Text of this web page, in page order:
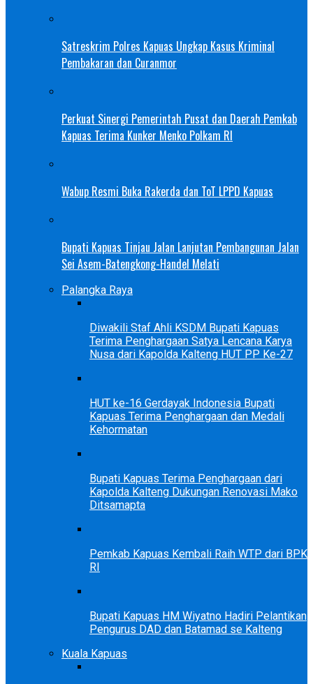
Satreskrim Polres Kapuas Ungkap Kasus Kriminal
Pembakaran dan Curanmor
Perkuat Sinergi Pemerintah Pusat dan Daerah Pemkab
Kapuas Terima Kunker Menko Polkam RI
Wabup Resmi Buka Rakerda dan ToT LPPD Kapuas
Bupati Kapuas Tinjau Jalan Lanjutan Pembangunan Jalan
Sei Asem-Batengkong-Handel Melati
Palangka Raya
Diwakili Staf Ahli KSDM Bupati Kapuas
Terima Penghargaan Satya Lencana Karya
Nusa dari Kapolda Kalteng HUT PP Ke-27
HUT ke-16 Gerdayak Indonesia Bupati
Kapuas Terima Penghargaan dan Medali
Kehormatan
Bupati Kapuas Terima Penghargaan dari
Kapolda Kalteng Dukungan Renovasi Mako
Ditsamapta
Pemkab Kapuas Kembali Raih WTP dari BPK
RI
Bupati Kapuas HM Wiyatno Hadiri Pelantikan
Pengurus DAD dan Batamad se Kalteng
Kuala Kapuas